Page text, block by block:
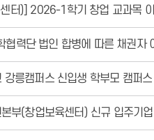
센터)] 2026-1학기 창업 교과목
협력단 법인 합병에 따른 채권자
릉캠퍼스 신입생 학부모 캠퍼스
부(창업보육센터) 신규 입주기